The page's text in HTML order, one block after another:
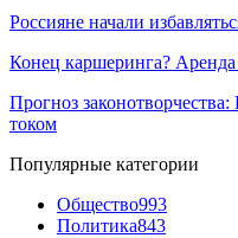
Россияне начали
Конец каршеринга? Аренда
Прогноз
током
Популярные категории
Общество993
Политика843